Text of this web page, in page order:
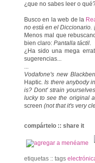
¿que no sabes leer o
Busco en la web de la
no está en el Diccionario.
Menos mal que
bien claro: Pantalla táctil.
¿Ha sido una mega
sugerencias...
...
Vodafone's new
Haptic. Is there anybody
is? Dont' strain
lucky to see the original
screen (not that it's very
compártelo :: share it
etiquetas :: tags